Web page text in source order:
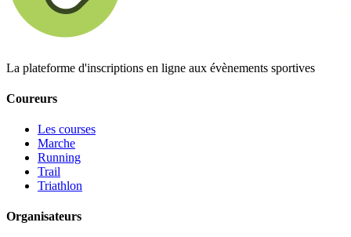
La plateforme d'inscriptions en ligne aux évènements sportives
Coureurs
Les courses
Marche
Running
Trail
Triathlon
Organisateurs